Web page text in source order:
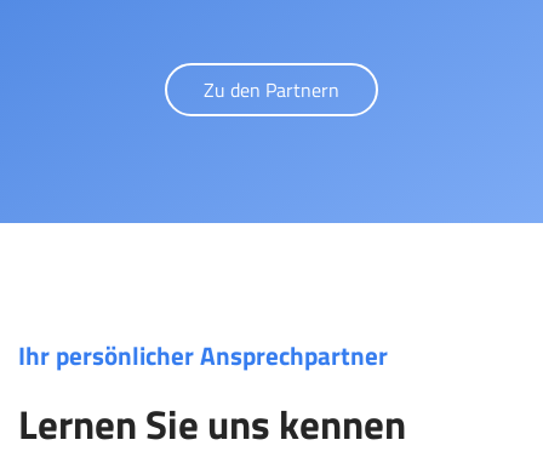
Zu den Partnern
Ihr persönlicher Ansprechpartner
Lernen Sie uns kennen